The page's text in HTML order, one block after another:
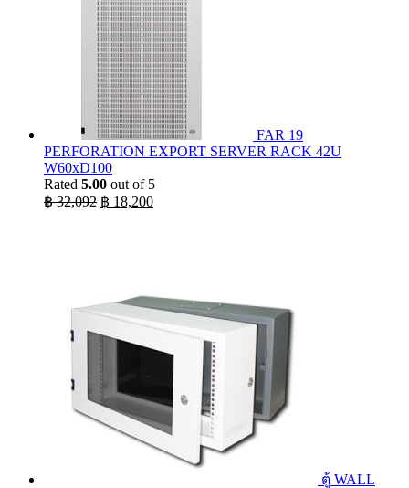
FAR 19
PERFORATION EXPORT SERVER RACK 42U
W60xD100
Rated 5.00 out of 5
฿32,092 Original
฿ 18,200Current
ตู้ WALL